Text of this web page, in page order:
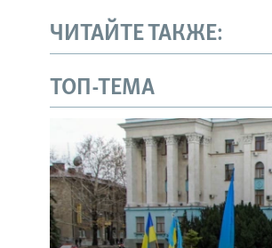
ЧИТАЙТЕ ТАКЖЕ:
ТОП-ТЕМА